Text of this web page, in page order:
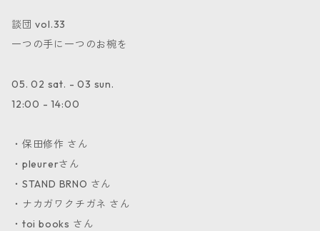
談団 vol.33
一つの手に一つのお椀を
05. 02 sat. - 03 sun.
12:00 - 14:00
・保田修作 さん
・pleurerさん
・STAND BRNO さん
・ナカガワクチガネ さん
・toi books さん